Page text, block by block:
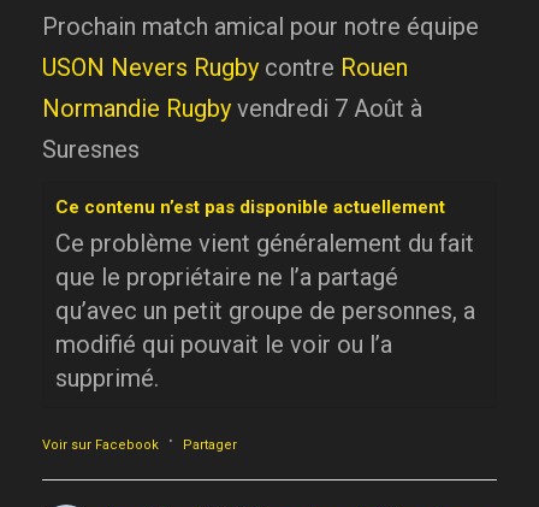
Prochain match amical pour notre équipe
USON Nevers Rugby contre Rouen
Normandie Rugby vendredi 7 Août à
Suresnes
Ce contenu n’est pas disponible actuellement
Ce problème vient généralement du fait
que le propriétaire ne l’a partagé
qu’avec un petit groupe de personnes, a
modifié qui pouvait le voir ou l’a
supprimé.
Voir sur Facebook · Partager